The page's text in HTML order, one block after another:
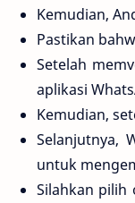
Kemudian,
Pastikan
Setelah
aplikasi
Kemudian,
Selanjutnya,
untuk
Silahkan pilih